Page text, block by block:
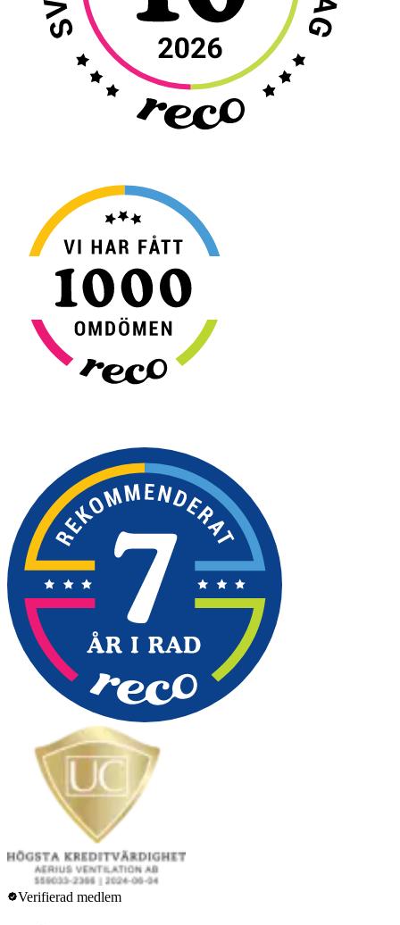
Verifierad medlem